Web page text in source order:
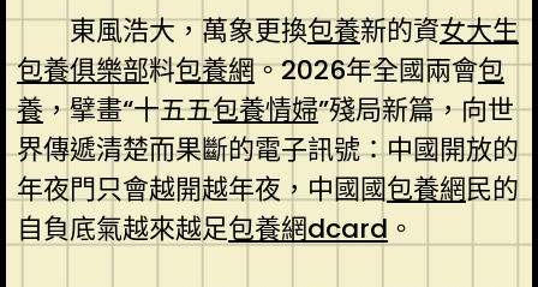
東風浩大，萬象更換包養新的資女大生
包養俱樂部料包養網。2026年全國兩會包
養，擘畫“十五五包養情婦”殘局新篇，向世
界傳遞清楚而果斷的電子訊號：中國開放的
年夜門只會越開越年夜，中國國包養網民的
自負底氣越來越足包養網dcard 。